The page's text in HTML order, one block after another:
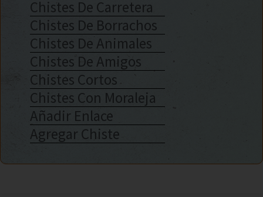
Chistes De Carretera
Chistes De Borrachos
Chistes De Animales
Chistes De Amigos
Chistes Cortos
Chistes Con Moraleja
Añadir Enlace
Agregar Chiste